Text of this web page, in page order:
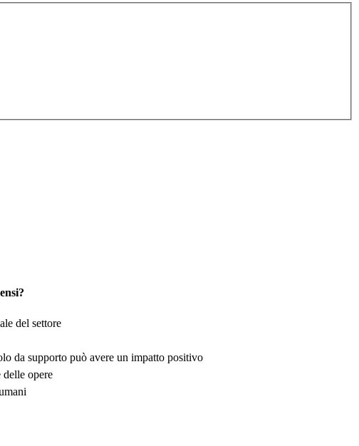
del settore
da supporto può avere un impatto positivo
opere